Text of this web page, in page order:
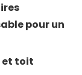
pour un
et toit